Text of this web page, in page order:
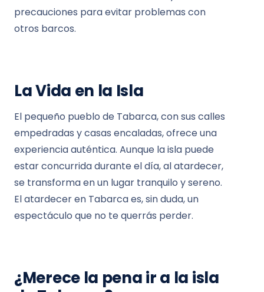
precauciones para evitar problemas con
otros barcos.
La Vida en la Isla
El pequeño pueblo de Tabarca, con sus calles
empedradas y casas encaladas, ofrece una
experiencia auténtica. Aunque la isla puede
estar concurrida durante el día, al atardecer,
se transforma en un lugar tranquilo y sereno.
El atardecer en Tabarca es, sin duda, un
espectáculo que no te querrás perder.
¿Merece la pena ir a la isla